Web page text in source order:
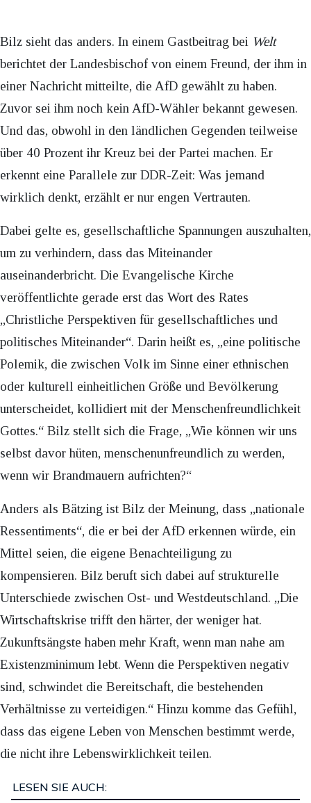
Bilz sieht das anders. In einem Gastbeitrag bei Welt
berichtet der Landesbischof von einem Freund, der ihm in
einer Nachricht mitteilte, die AfD gewählt zu haben.
Zuvor sei ihm noch kein AfD-Wähler bekannt gewesen.
Und das, obwohl in den ländlichen Gegenden teilweise
über 40 Prozent ihr Kreuz bei der Partei machen. Er
erkennt eine Parallele zur DDR-Zeit: Was jemand
wirklich denkt, erzählt er nur engen Vertrauten.
Dabei gelte es, gesellschaftliche Spannungen auszuhalten,
um zu verhindern, dass das Miteinander
auseinanderbricht. Die Evangelische Kirche
veröffentlichte gerade erst das Wort des Rates
„Christliche Perspektiven für gesellschaftliches und
politisches Miteinander“. Darin heißt es, „eine politische
Polemik, die zwischen Volk im Sinne einer ethnischen
oder kulturell einheitlichen Größe und Bevölkerung
unterscheidet, kollidiert mit der Menschenfreundlichkeit
Gottes.“ Bilz stellt sich die Frage, „Wie können wir uns
selbst davor hüten, menschenunfreundlich zu werden,
wenn wir Brandmauern aufrichten?“
Anders als Bätzing ist Bilz der Meinung, dass „nationale
Ressentiments“, die er bei der AfD erkennen würde, ein
Mittel seien, die eigene Benachteiligung zu
kompensieren. Bilz beruft sich dabei auf strukturelle
Unterschiede zwischen Ost- und Westdeutschland. „Die
Wirtschaftskrise trifft den härter, der weniger hat.
Zukunftsängste haben mehr Kraft, wenn man nahe am
Existenzminimum lebt. Wenn die Perspektiven negativ
sind, schwindet die Bereitschaft, die bestehenden
Verhältnisse zu verteidigen.“ Hinzu komme das Gefühl,
dass das eigene Leben von Menschen bestimmt werde,
die nicht ihre Lebenswirklichkeit teilen.
LESEN SIE AUCH: